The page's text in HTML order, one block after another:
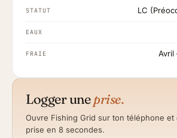
STATUT LC
EAUX
FRAIE Avril
Logger uneprise.
Ouvre Fishing Grid sur ton téléphone et
prise en 8 secondes.